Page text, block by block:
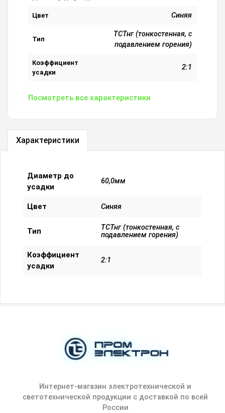
Цвет Синяя
Тип
ТСТнг (тонкостенная, с
подавлением горения)
Коэффициент
усадки
2:1
Посмотреть все характеристики
Характеристики
Диаметр до
усадки
60,0мм
Цвет Синяя
Тип
ТСТнг (тонкостенная, с
подавлением горения)
Коэффициент
усадки
2:1
Интернет-магазин электротехнической и
светотехнической продукции с доставкой по всей
России